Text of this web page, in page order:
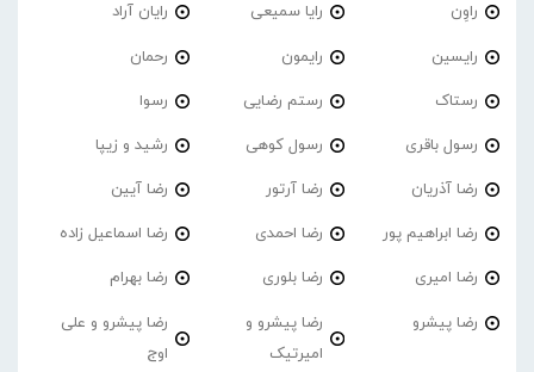
راوِن رایا سمیعی رایان آراد
رایسین رایمون رحمان
رستاک رستم رضایی رسوا
رسول باقری رسول کوهی رشید و زیپا
رضا آذریان رضا آرتور رضا آیین
رضا ابراهیم پور رضا احمدی رضا اسماعیل زاده
رضا امیری رضا بلوری رضا بهرام
رضا پیشرو
رضا پیشرو و
امیرتیک
رضا پیشرو و علی
اوج